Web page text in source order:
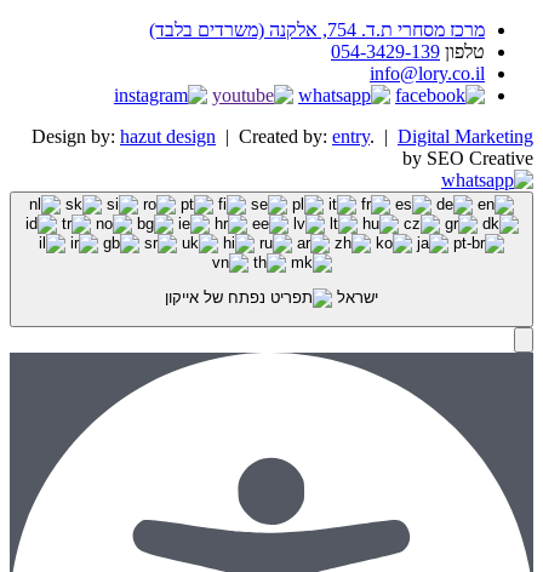
מרכז מסחרי ת.ד. 754, אלקנה (משרדים בלבד)
טלפון 054-3429-139
info@lory.co.il
Design by: hazut design | Created by: entry. | Digital Marketing
by SEO Creative
ישראל